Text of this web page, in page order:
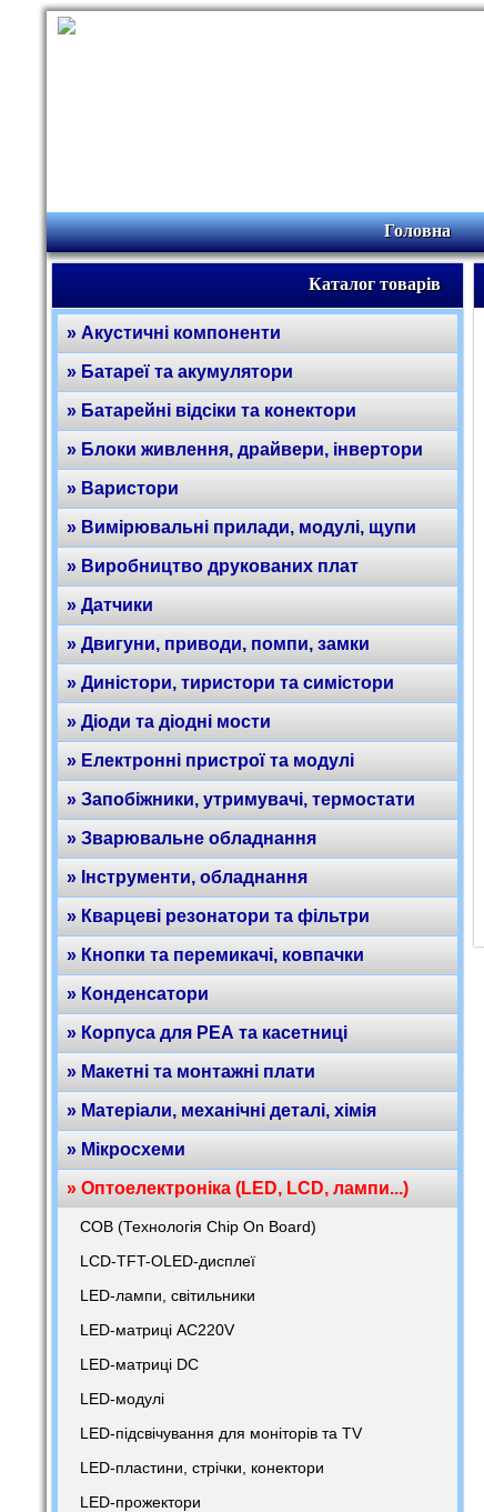
Головна
Каталог товарів
» Акустичні компоненти
» Батареї та акумулятори
» Батарейні відсіки та конектори
» Блоки живлення, драйвери, інвертори
» Варистори
» Вимірювальні прилади, модулі, щупи
» Виробництво друкованих плат
» Датчики
» Двигуни, приводи, помпи, замки
» Диністори, тиристори та симістори
» Діоди та діодні мости
» Електронні пристрої та модулі
» Запобіжники, утримувачі, термостати
» Зварювальне обладнання
» Інструменти, обладнання
» Кварцеві резонатори та фільтри
» Кнопки та перемикачі, ковпачки
» Конденсатори
» Корпуса для РЕА та касетниці
» Макетні та монтажні плати
» Матеріали, механічні деталі, хімія
» Мікросхеми
» Оптоелектроніка (LED, LCD, лампи...)
COB (Технологія Chip On Board)
LCD-TFT-OLED-дисплеї
LED-лампи, світильники
LED-матриці AC220V
LED-матриці DC
LED-модулі
LED-підсвічування для моніторів та TV
LED-пластини, стрічки, конектори
LED-прожектори